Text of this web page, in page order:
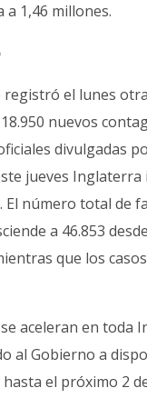
a 1,46 millones.
registró el lunes
nuevos
divulgadas
jueves Inglaterra
El número total de
a 46.853
que los
aceleran en toda
al Gobierno a
el próximo 2